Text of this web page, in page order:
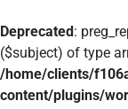
Deprecated:
($subject) of type
/home/clients/
content/plugins/